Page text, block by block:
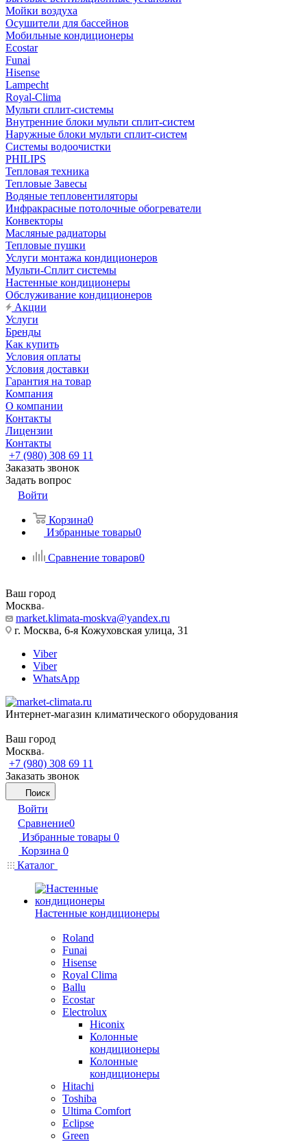
Мойки воздуха
Осушители для бассейнов
Мобильные кондиционеры
Ecostar
Funai
Hisense
Lampecht
Royal-Clima
Мульти сплит-системы
Внутренние блоки мульти сплит-систем
Наружные блоки мульти сплит-систем
Системы водоочистки
PHILIPS
Тепловая техника
Тепловые Завесы
Водяные тепловентиляторы
Инфракрасные потолочные обогреватели
Конвекторы
Масляные радиаторы
Тепловые пушки
Услуги монтажа кондиционеров
Мульти-Сплит системы
Настенные кондиционеры
Обслуживание кондиционеров
Акции
Услуги
Бренды
Как купить
Условия оплаты
Условия доставки
Гарантия на товар
Компания
О компании
Контакты
Лицензии
Контакты
+7 (980) 308 69 11
Заказать звонок
Задать вопрос
Войти
Корзина0
Избранные товары0
Сравнение товаров0
Ваш город
Москва
market.klimata-moskva@yandex.ru
г. Москва, 6-я Кожуховская улица, 31
Viber
Viber
WhatsApp
Интернет-магазин климатического оборудования
Ваш город
Москва
+7 (980) 308 69 11
Заказать звонок
Поиск
Войти
Сравнение0
Избранные товары 0
Корзина 0
Каталог
Настенные кондиционеры
Roland
Funai
Hisense
Royal Clima
Ballu
Ecostar
Electrolux
Hiconix
Колонные
кондиционеры
Колонные
кондиционеры
Hitachi
Toshiba
Ultima Comfort
Eclipse
Green